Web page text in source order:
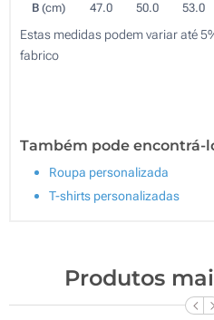
B (cm) 47.0 50.0 53.0
Estas medidas podem variar até
fabrico
Também pode encontrá-
Roupa personalizada
T-shirts personalizadas
Produtos